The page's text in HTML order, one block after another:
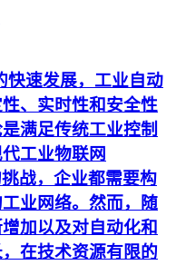
快速发展，工业自动
、实时性和安全性
满足传统工业控制
工业物联网
战，企业都需要构
业网络。然而，随
加以及对自动化和
在技术资源有限的